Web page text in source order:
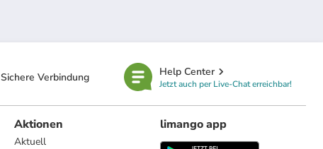
Sichere Verbindung Help Center
Jetzt auch per Live-Chat erreichbar!
Aktionen
Aktuell
limango app